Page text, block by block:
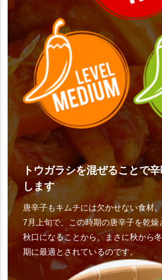
トウガラシを混ぜることで
します
唐辛子もキムチには欠かせない食材
7月上旬で、この時期の唐辛子を乾
秋口になることから、まさに秋から
期に最適とされているのです。